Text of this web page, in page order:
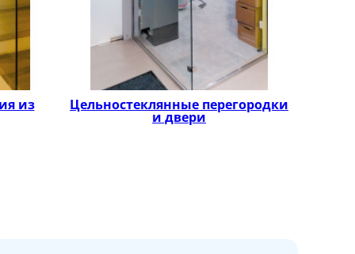
из Цельностеклянные перегородки
и двери